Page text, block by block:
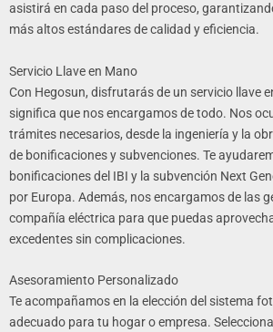
asistirá en cada paso del proceso,
más altos estándares de calidad y eficiencia.
Servicio Llave en Mano
Con Hegosun, disfrutarás de un servicio llave
significa que nos encargamos de todo. Nos
trámites necesarios, desde la ingeniería y la
de bonificaciones y subvenciones. Te
bonificaciones del IBI y la subvención Next
por Europa. Además, nos encargamos de las
compañía eléctrica para que puedas
excedentes sin complicaciones.
Asesoramiento Personalizado
Te acompañamos en la elección del sistema
adecuado para tu hogar o empresa.